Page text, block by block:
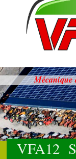
Mécanique
VFA12